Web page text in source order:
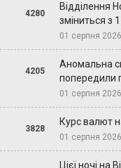
4280
Відділення
зміниться з
01 серпня 2026
4205
Аномальна
попередили
01 серпня 2026
3828
Курс валют
01 серпня 2026
Цієї ночі на